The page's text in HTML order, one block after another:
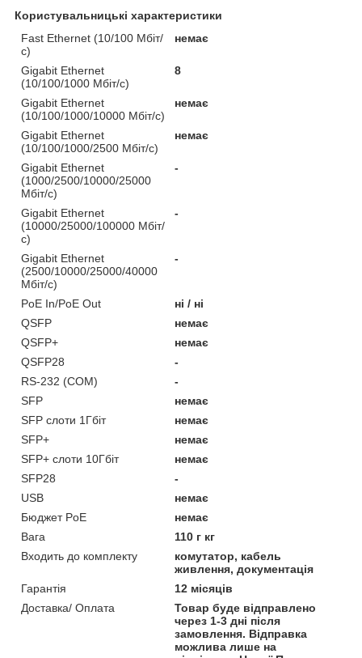
Користувальницькі характеристики
Fast Ethernet (10/100 Мбіт/
с)
немає
Gigabit Ethernet
(10/100/1000 Мбіт/с)
8
Gigabit Ethernet
(10/100/1000/10000 Мбіт/с)
немає
Gigabit Ethernet
(10/100/1000/2500 Мбіт/с)
немає
Gigabit Ethernet
(1000/2500/10000/25000
Мбіт/с)
-
Gigabit Ethernet
(10000/25000/100000 Мбіт/
с)
-
Gigabit Ethernet
(2500/10000/25000/40000
Мбіт/с)
-
PoE In/PoE Out
ні / ні
QSFP
немає
QSFP+
немає
QSFP28
-
RS-232 (COM)
-
SFP
немає
SFP слоти 1Гбіт
немає
SFP+
немає
SFP+ слоти 10Гбіт
немає
SFP28
-
USB
немає
Бюджет PoE
немає
Вага
110 г кг
Входить до комплекту
комутатор, кабель
живлення, документація
Гарантія
12 місяців
Доставка/ Оплата
Товар буде відправлено
через 1-3 дні після
замовлення. Відправка
можлива лише на